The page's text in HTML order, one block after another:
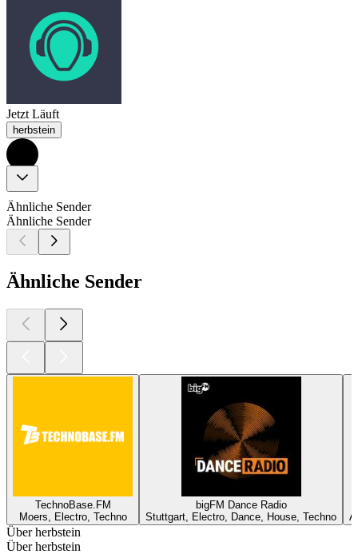
Jetzt Läuft
herbstein
Ähnliche Sender
Ähnliche Sender
Ähnliche Sender
TechnoBase.FM
Moers, Electro, Techno
bigFM Dance Radio
Stuttgart, Electro, Dance, House, Techno
Über herbstein
Über herbstein